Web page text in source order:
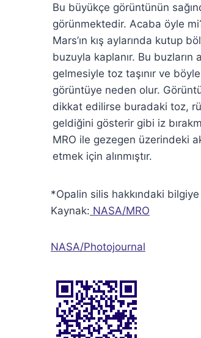
Bu büyükçe görüntünün
görünmektedir. Acaba öyle
Mars’ın kış aylarında kutup
buzuyla kaplanır. Bu buzların
gelmesiyle toz taşınır ve
görüntüye neden olur.
dikkat edilirse buradaki toz,
geldiğini gösterir gibi iz
MRO ile gezegen üzerindeki
etmek için alınmıştır.
*Opalin silis hakkındaki bilgiye
Kaynak: NASA/MRO
NASA/Photojournal